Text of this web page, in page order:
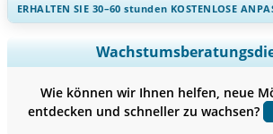
ERHALTEN SIE 30–60stunden KOSTENLOSE
Regionale und länderspezifische
Segmentanalyse,
Jetzt anpassen
Wie können wir Ihnen helfen, neue
entdecken und schneller zu wachsen?